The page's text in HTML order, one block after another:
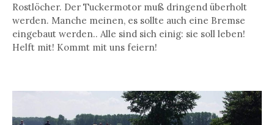
Rostlöcher. Der Tuckermotor muß dringend überholt
werden. Manche meinen, es sollte auch eine Bremse
eingebaut werden.. Alle sind sich einig: sie soll leben!
Helft mit! Kommt mit uns feiern!